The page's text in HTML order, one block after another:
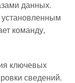
данных.
установленным
команду,
ключевых
сведений.